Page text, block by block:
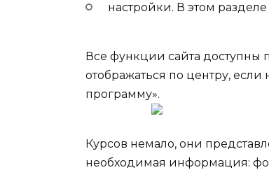
настройки. В этом
Все функции сайта доступны
отображаться по центру,
программу».
Курсов немало, они
необходимая информация: